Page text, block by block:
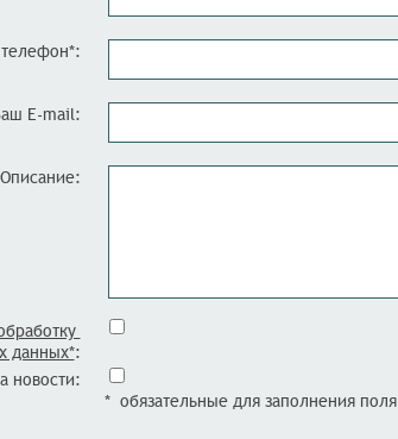
E-mail:
Описание:
данных*:
новости:
* обязательные для заполнения поля